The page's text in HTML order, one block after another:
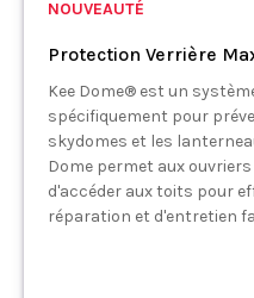
NOUVEAUTÉ
Protection Verrière
Kee Dome® est un
spécifiquement pour
skydomes et les
Dome permet aux
d'accéder aux toits pour
réparation et d'entretien